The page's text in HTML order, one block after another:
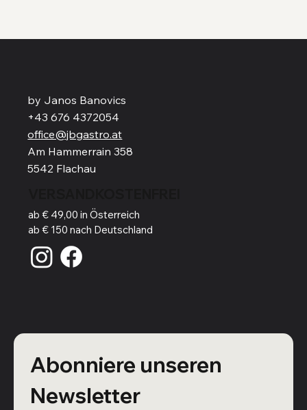
by Janos Banovics
+43 676 4372054
office@jbgastro.at
Am Hammerrain 358
5542 Flachau
ab € 49,00 in Österreich
ab € 150 nach Deutschland
Abonniere unseren
Newsletter